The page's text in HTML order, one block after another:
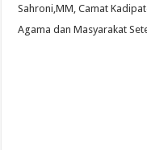
Sahroni,MM, Camat
Agama dan Masyarakat